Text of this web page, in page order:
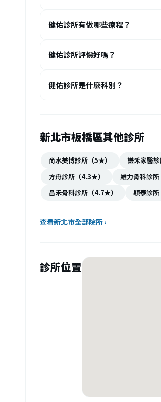
健佑診所有做哪些療程？
健佑診所評價好嗎？
健佑診所是什麼科別？
新北市板橋區其他診所
尚水美博診所（5★） 謙禾家醫
方舟診所（4.3★）
維力骨科診
昌禾骨科診所（4.7★）
穎泰診
查看新北市全部院所 ›
診所位置